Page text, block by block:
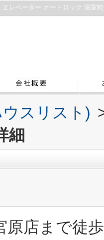
スリスト)
細
原店まで徒